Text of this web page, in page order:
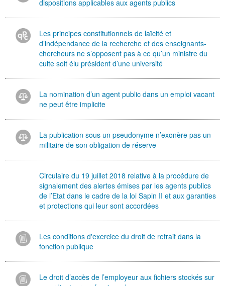
dispositions applicables aux agents publics
Les principes constitutionnels de laïcité et
d’indépendance de la recherche et des enseignants-
chercheurs ne s’opposent pas à ce qu’un ministre du
culte soit élu président d’une université
La nomination d’un agent public dans un emploi vacant
ne peut être implicite
La publication sous un pseudonyme n’exonère pas un
militaire de son obligation de réserve
Circulaire du 19 juillet 2018 relative à la procédure de
signalement des alertes émises par les agents publics
de l’Etat dans le cadre de la loi Sapin II et aux garanties
et protections qui leur sont accordées
Les conditions d'exercice du droit de retrait dans la
fonction publique
Le droit d’accès de l’employeur aux fichiers stockés sur